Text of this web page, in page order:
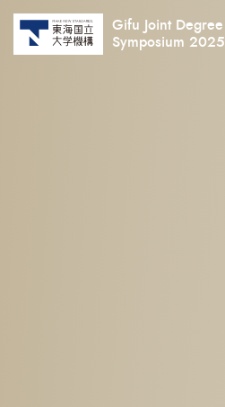
Gifu Joint Degree
Symposium 2025